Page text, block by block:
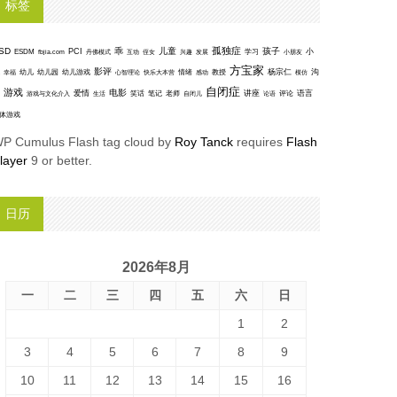
标签
ESDM fbjia.com PCI 丹佛模式 乖 互动 侄女 儿童 兴趣 发展 孤独症 学习 孩子 小朋友 小
幸福 幼儿 幼儿园 幼儿游戏 影评 心智理论 快乐大本营 情绪 感动 教授 方宝家 杨宗仁 模仿 沟
游戏 游戏与文化介入 爱情 生活 电影 笑话 笔记 老师 自闭儿 自闭症 讲座 论语 评论 语言
游戏
Cumulus Flash tag cloud by Roy Tanck requires Flash
9 or better.
日历
2026年8月
一 二 三 四 五 六
日
1
2
3
4 5 6 7 8
9
10
11 12 13 14 15
16